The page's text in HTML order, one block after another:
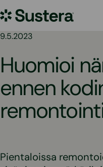
sisältöön
Sustera
9.5.2023
Huomioi
ennen
Pientaloissa